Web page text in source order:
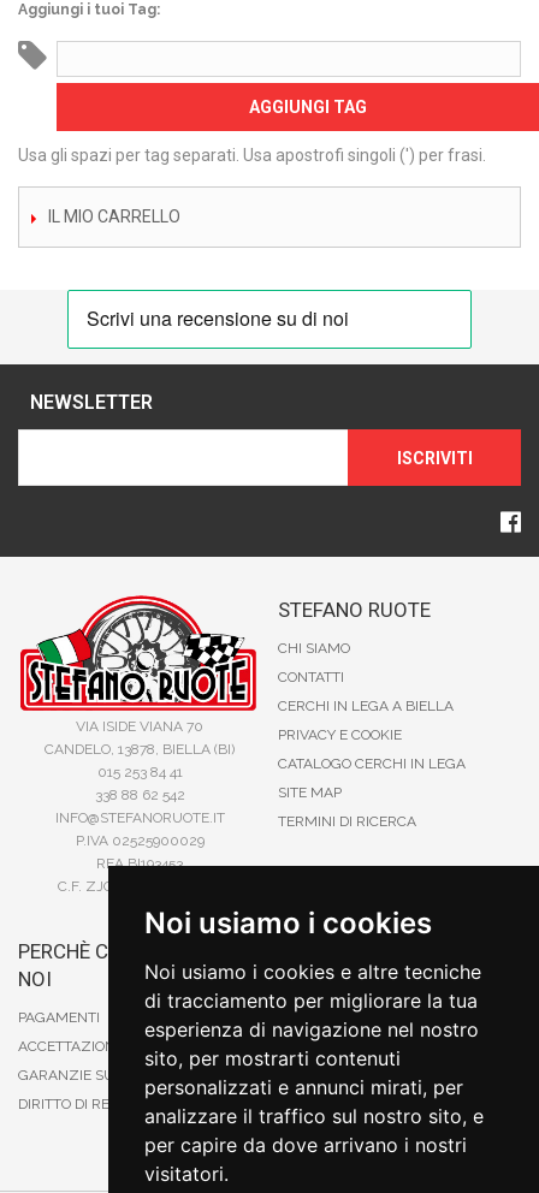
Noi usiamo i cookies
Noi usiamo i cookies e altre tecniche
di tracciamento per migliorare la tua
esperienza di navigazione nel nostro
sito, per mostrarti contenuti
personalizzati e annunci mirati, per
analizzare il traffico sul nostro sito, e
per capire da dove arrivano i nostri
visitatori.
Aggiungi i tuoi Tag:
AGGIUNGI TAG
Usa gli spazi per tag separati. Usa apostrofi singoli (') per frasi.
IL MIO CARRELLO
NEWSLETTER
ISCRIVITI
VIA ISIDE VIANA 70
CANDELO, 13878, BIELLA (BI)
015 253 84 41
338 88 62 542
INFO@STEFANORUOTE.IT
P.IVA 02525900029
REA BI193453
C.F. ZJOSFN73H14A859X
STEFANO RUOTE
CHI SIAMO
CONTATTI
CERCHI IN LEGA A BIELLA
PRIVACY E COOKIE
CATALOGO CERCHI IN LEGA
SITE MAP
TERMINI DI RICERCA
PERCHÈ COMPRARE DA
NOI
PAGAMENTI
ACCETTAZIONE DEGLI ORDINI
GARANZIE SUI PRODOTTI
DIRITTO DI RECESSO
CARTA DI CREDITO
PAYPAL
CONTRASSEGNO
POSTEPAY